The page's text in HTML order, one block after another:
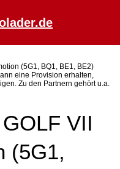
(5G1, BQ1, BE1, BE2)
eine Provision erhalten,
Zu den Partnern gehört u.a.
VII
(5G1,